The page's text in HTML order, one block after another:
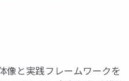
像と実践フレームワークを